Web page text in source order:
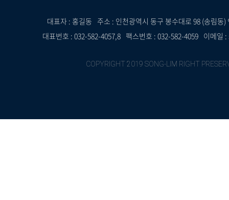
대표자 : 홍길동 주소 : 인천광역시 동구 봉수대로 98 (송림동
대표번호 : 032-582-4057,8 팩스번호 : 032-582-4059 이메일
COPYRIGHT 2019 SONG-LIM RIGHT